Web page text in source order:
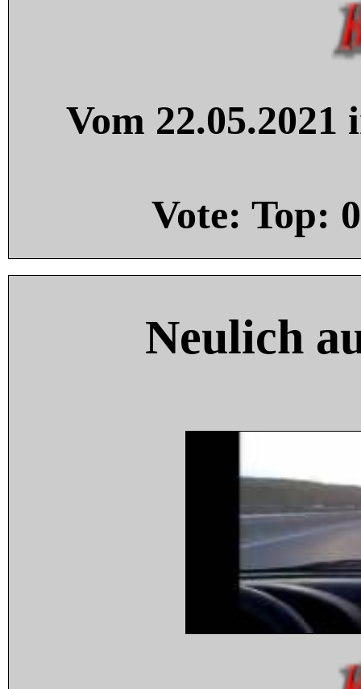
Vom
Vote: Top: 0
Neulich